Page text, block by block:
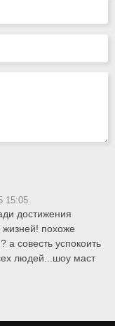
15:05
достижения
похоже
а совесть успокоить
людей...шоу маст